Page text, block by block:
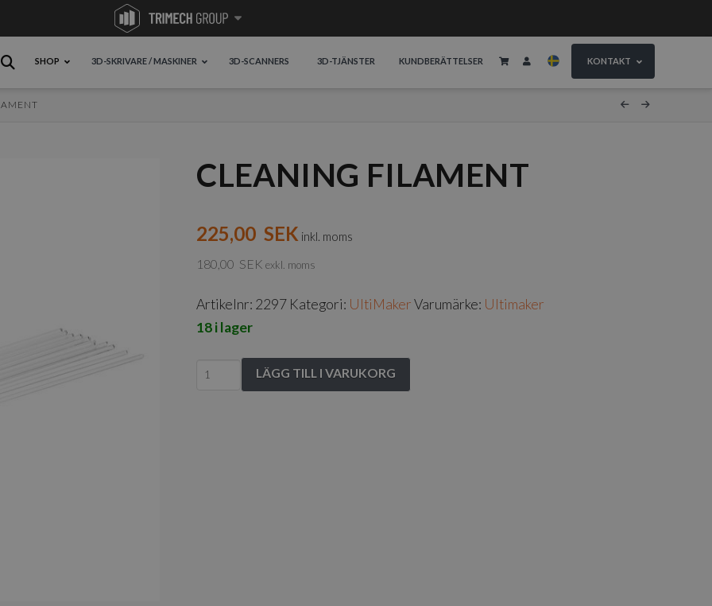
SHOP 3D-SKRIVARE / MASKINER 3D-SCANNERS 3D-TJÄNSTER KUNDBERÄTTELSER KONTAKT
CLEANING FILAMENT
225,00 SEK inkl. moms
180,00 SEK exkl. moms
Artikelnr: 2297 Kategori: UltiMaker Varumärke: Ultimaker
18 i lager
Cleaning
filament
LÄGG TILL I VARUKORG